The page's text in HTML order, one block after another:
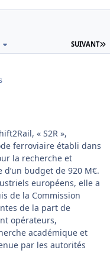
SUIVANT
« S2R »,
ferroviaire établi dans
la recherche et
d’un budget de 920 M€.
européens, elle a
de la Commission
de la part de
opérateurs,
académique et
par les autorités